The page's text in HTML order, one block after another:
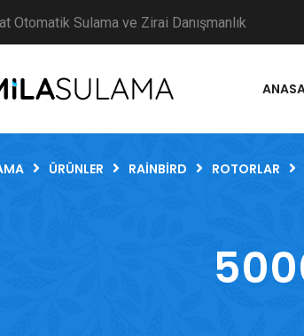
Otomatik Sulama ve Zirai Danışmanlık
ÜRÜNLER RAINBIRD ROTORLAR